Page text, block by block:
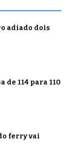
adiado dois
de 114 para 110
ferry vai